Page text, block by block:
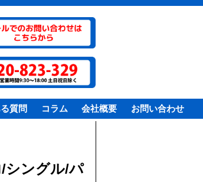
質問 コラム 会社概要 お問い合わせ
シングル/パ